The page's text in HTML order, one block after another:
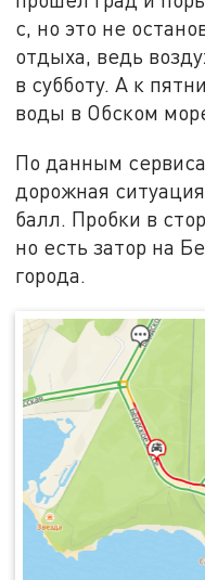
с, но это не
отдыха, ведь
в субботу. А к
воды в Обском
По данным
дорожная
балл. Пробки в
но есть затор на
города.